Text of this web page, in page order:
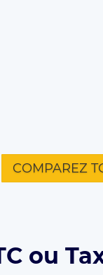
COMPAREZ
ou